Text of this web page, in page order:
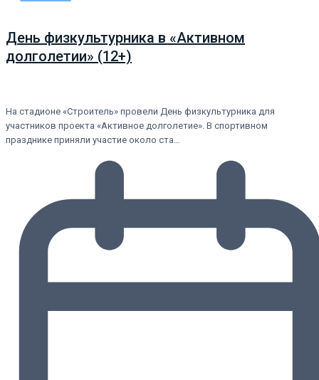
День физкультурника в «Активном
долголетии» (12+)
На стадионе «Строитель» провели День физкультурника для
участников проекта «Активное долголетие». В спортивном
празднике приняли участие около ста…